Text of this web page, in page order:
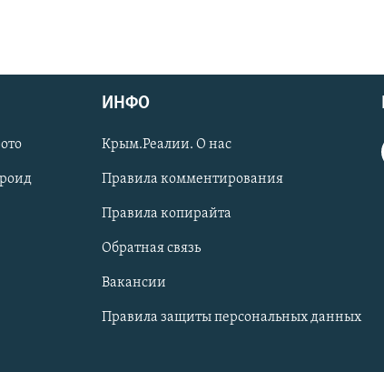
ИНФО
Крым.Реалии. О нас
Правила комментирования
Правила копирайта
Обратная связь
Вакансии
Правила защиты персональных данных